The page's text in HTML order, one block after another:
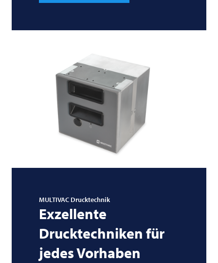
MULTIVAC Drucktechnik
Exzellente
Drucktechniken für
jedes Vorhaben